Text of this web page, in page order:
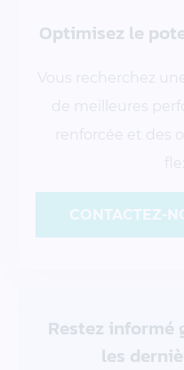
Optimisez le
Vous recherchez
de meilleures
renforcée et des
CONTACTEZ-
Restez informé
les